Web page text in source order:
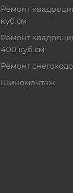
Ремонт
куб.см
Ремонт
400 куб.см
Ремонт
Шиномонтаж